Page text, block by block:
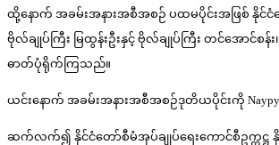
ထို့နောက် အခမ်းအနားအစီအစဉ် ပထမပိုင်းအဖြစ် နိုင်ငံ
ဗိုလ်ချုပ်ကြီး မြထွန်းဦးနှင့် ဗိုလ်ချုပ်ကြီး တင်အောင်စ
ဓာတ်ပုံရိုက်ကြသည်။
ယင်းနောက် အခမ်းအနားအစီအစဉ်ဒုတိယပိုင်းကို
ဆက်လက်၍ နိုင်ငံတော်စီမံအုပ်ချုပ်ရေးကောင်စီဥက္ကဋ္ဌ